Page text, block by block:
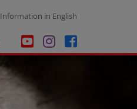
Information in English